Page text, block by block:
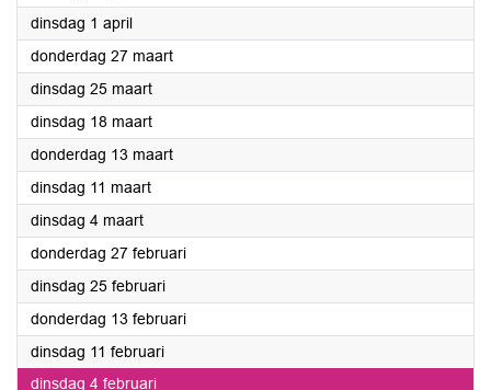
dinsdag 1 april2025
donderdag 27 maart2025
dinsdag 25 maart2025
dinsdag 18 maart2025
donderdag 13 maart2025
dinsdag 11 maart2025
dinsdag 4 maart2025
donderdag 27 februari2025
dinsdag 25 februari2025
donderdag 13 februari2025
dinsdag 11 februari2025
dinsdag 4 februari2025